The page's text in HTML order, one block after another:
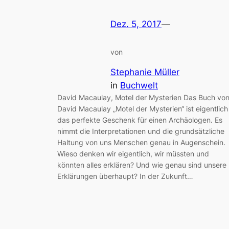
Dez. 5, 2017—
von
Stephanie Müller
in Buchwelt
David Macaulay, Motel der Mysterien Das Buch von
David Macaulay „Motel der Mysterien“ ist eigentlich
das perfekte Geschenk für einen Archäologen. Es
nimmt die Interpretationen und die grundsätzliche
Haltung von uns Menschen genau in Augenschein.
Wieso denken wir eigentlich, wir müssten und
könnten alles erklären? Und wie genau sind unsere
Erklärungen überhaupt? In der Zukunft…